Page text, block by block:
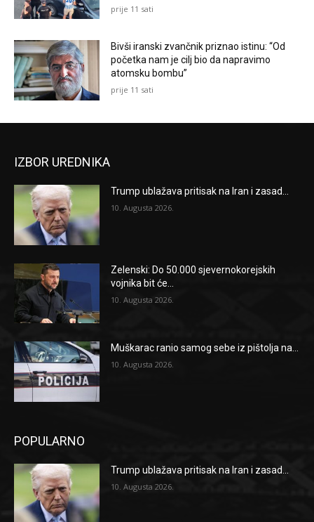
prije 11 sati
Bivši iranski zvančnik priznao istinu: “Od
početka nam je cilj bio da napravimo
atomsku bombu”
prije 11 sati
IZBOR UREDNIKA
Trump ublažava pritisak na Iran i zasad...
10. Augusta 2026.
Zelenski: Do 50.000 sjevernokorejskih
vojnika bit će...
10. Augusta 2026.
Muškarac ranio samog sebe iz pištolja na...
10. Augusta 2026.
POPULARNO
Trump ublažava pritisak na Iran i zasad...
10. Augusta 2026.